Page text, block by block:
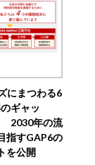
にまつわる6
ギャッ
2030年の流
指すGAP6の
トを公開